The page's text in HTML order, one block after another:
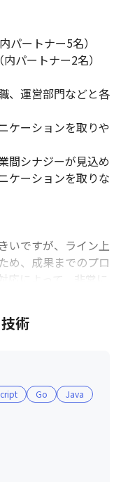
パートナー5名）
パートナー2名）
、運営部⾨などと各
ケーションを取りや
間シナジーが⾒込め
ケーションを取りな
いですが、ライン上
め、成果までのプロ
によって、非常に
ッグデータを効率
リソースも整って
今後を導入検討して
担で参加可能です
上げを行っていく
ニーズがとても高い
術
Go
Java